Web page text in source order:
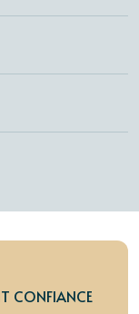
CONFIANCE